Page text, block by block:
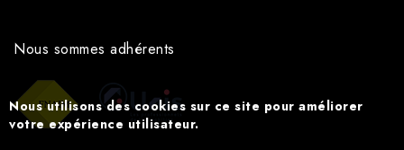
Nous sommes adhérents
Nous utilisons des cookies sur ce site pour améliorer
votre expérience utilisateur.